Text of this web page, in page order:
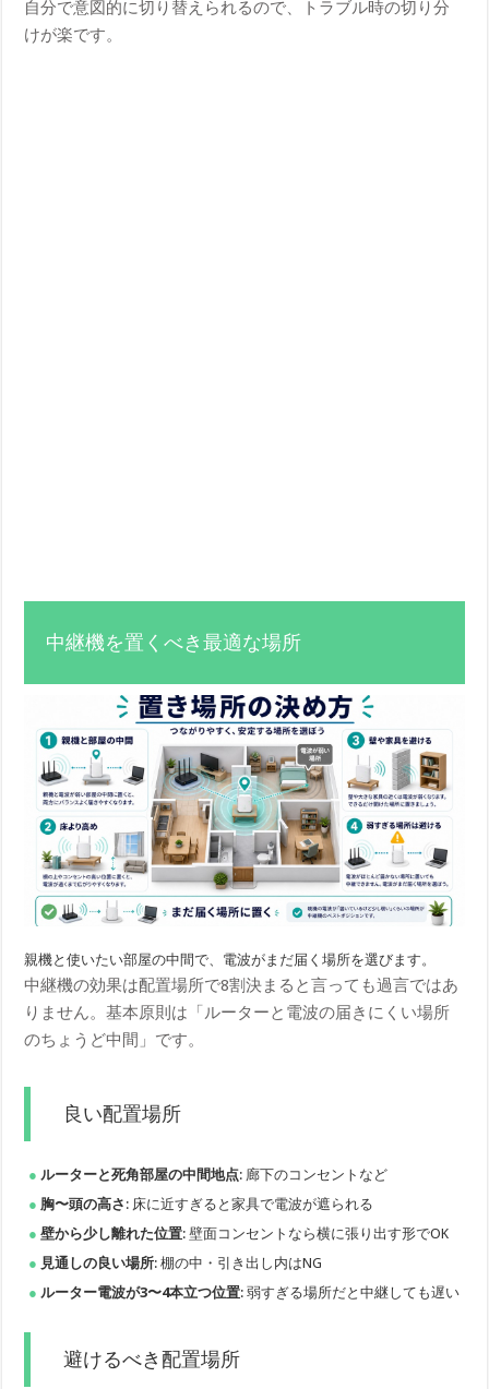
自分で意図的に切り替えられるので、トラブル時の切り分
けが楽です。
中継機を置くべき最適な場所
親機と使いたい部屋の中間で、電波がまだ届く場所を選びます。
中継機の効果は配置場所で8割決まると言っても過言ではあ
りません。基本原則は「ルーターと電波の届きにくい場所
のちょうど中間」です。
良い配置場所
ルーターと死角部屋の中間地点: 廊下のコンセントなど
胸〜頭の高さ : 床に近すぎると家具で電波が遮られる
壁から少し離れた位置: 壁面コンセントなら横に張り出す形でOK
見通しの良い場所: 棚の中・引き出し内はNG
ルーター電波が3〜4本立つ位置: 弱すぎる場所だと中継しても遅い
避けるべき配置場所